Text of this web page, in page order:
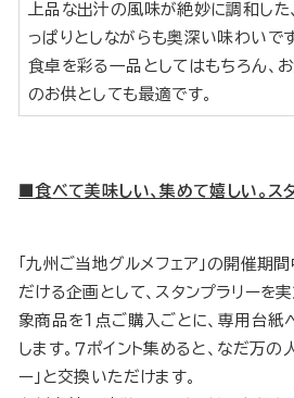
上品な出汁の風味が絶妙に調和した
っぱりとしながらも奥深い味わいです
食卓を彩る一品としてはもちろん、
のお供としても最適です。
■食べて美味しい、集めて嬉しい。ス
「九州ご当地グルメフェア」の開催期
だける企画として、スタンプラリーを
象商品を1点ご購入ごとに、専用台紙
します。７ポイント集めると、なだ万
ー」と交換いただけます。